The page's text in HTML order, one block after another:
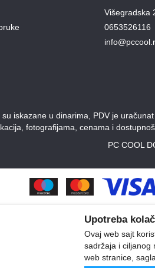
Višegradska
0653526116
iskazane u dinarima, PDV je
fotografijama, cenama i
PC COOL
Upotreba
Ovaj web sajt
sadržaja i ciljanog
web stranice,